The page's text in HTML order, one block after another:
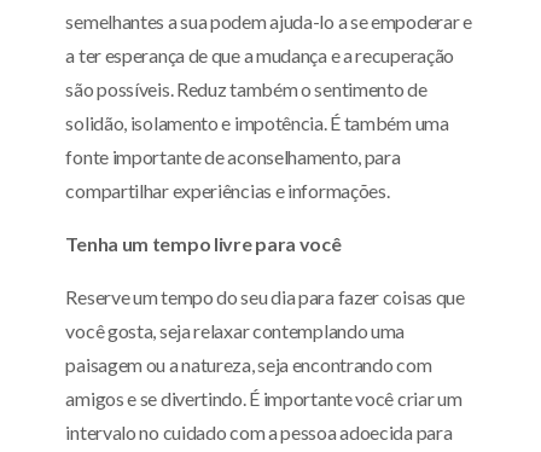
semelhantes a sua podem ajuda-lo a se empoderar e
a ter esperança de que a mudança e a recuperação
são possíveis. Reduz também o sentimento de
solidão, isolamento e impotência. É também uma
fonte importante de aconselhamento, para
compartilhar experiências e informações.
Tenha um tempo livre para você
Reserve um tempo do seu dia para fazer coisas que
você gosta, seja relaxar contemplando uma
paisagem ou a natureza, seja encontrando com
amigos e se divertindo. É importante você criar um
intervalo no cuidado com a pessoa adoecida para